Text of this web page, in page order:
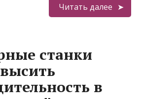
Читать далее
станки
в